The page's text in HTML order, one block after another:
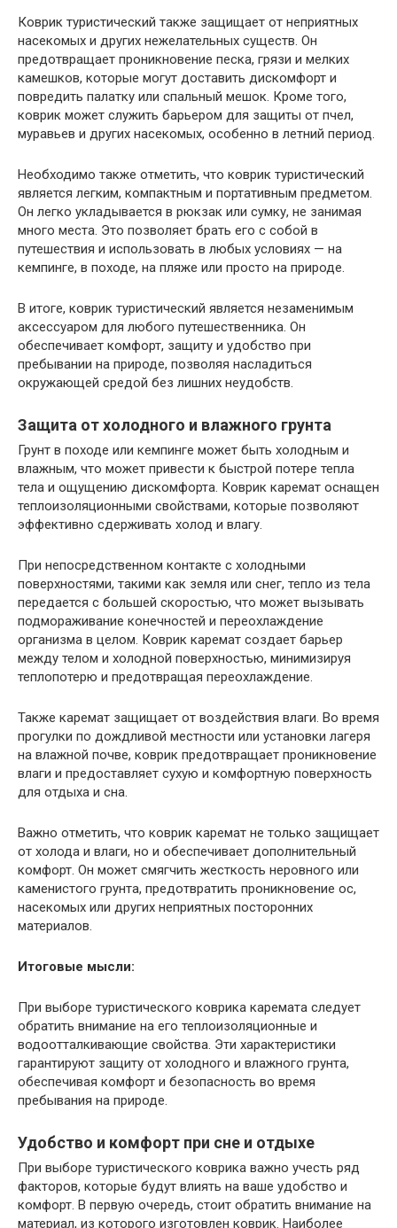
Коврик туристический также защищает от неприятных
насекомых и других нежелательных существ. Он
предотвращает проникновение песка, грязи и мелких
камешков, которые могут доставить дискомфорт и
повредить палатку или спальный мешок. Кроме того,
коврик может служить барьером для защиты от пчел,
муравьев и других насекомых, особенно в летний период.
Необходимо также отметить, что коврик туристический
является легким, компактным и портативным предметом.
Он легко укладывается в рюкзак или сумку, не занимая
много места. Это позволяет брать его с собой в
путешествия и использовать в любых условиях — на
кемпинге, в походе, на пляже или просто на природе.
В итоге, коврик туристический является незаменимым
аксессуаром для любого путешественника. Он
обеспечивает комфорт, защиту и удобство при
пребывании на природе, позволяя насладиться
окружающей средой без лишних неудобств.
Защита от холодного и влажного грунта
Грунт в походе или кемпинге может быть холодным и
влажным, что может привести к быстрой потере тепла
тела и ощущению дискомфорта. Коврик каремат оснащен
теплоизоляционными свойствами, которые позволяют
эффективно сдерживать холод и влагу.
При непосредственном контакте с холодными
поверхностями, такими как земля или снег, тепло из тела
передается с большей скоростью, что может вызывать
подмораживание конечностей и переохлаждение
организма в целом. Коврик каремат создает барьер
между телом и холодной поверхностью, минимизируя
теплопотерю и предотвращая переохлаждение.
Также каремат защищает от воздействия влаги. Во время
прогулки по дождливой местности или установки лагеря
на влажной почве, коврик предотвращает проникновение
влаги и предоставляет сухую и комфортную поверхность
для отдыха и сна.
Важно отметить, что коврик каремат не только защищает
от холода и влаги, но и обеспечивает дополнительный
комфорт. Он может смягчить жесткость неровного или
каменистого грунта, предотвратить проникновение ос,
насекомых или других неприятных посторонних
материалов.
Итоговые мысли:
При выборе туристического коврика каремата следует
обратить внимание на его теплоизоляционные и
водоотталкивающие свойства. Эти характеристики
гарантируют защиту от холодного и влажного грунта,
обеспечивая комфорт и безопасность во время
пребывания на природе.
Удобство и комфорт при сне и отдыхе
При выборе туристического коврика важно учесть ряд
факторов, которые будут влиять на ваше удобство и
комфорт. В первую очередь, стоит обратить внимание на
материал, из которого изготовлен коврик. Наиболее